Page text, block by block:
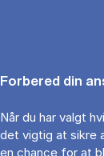
Forbered din
Når du har valgt
det vigtig at sikre
en chance for at